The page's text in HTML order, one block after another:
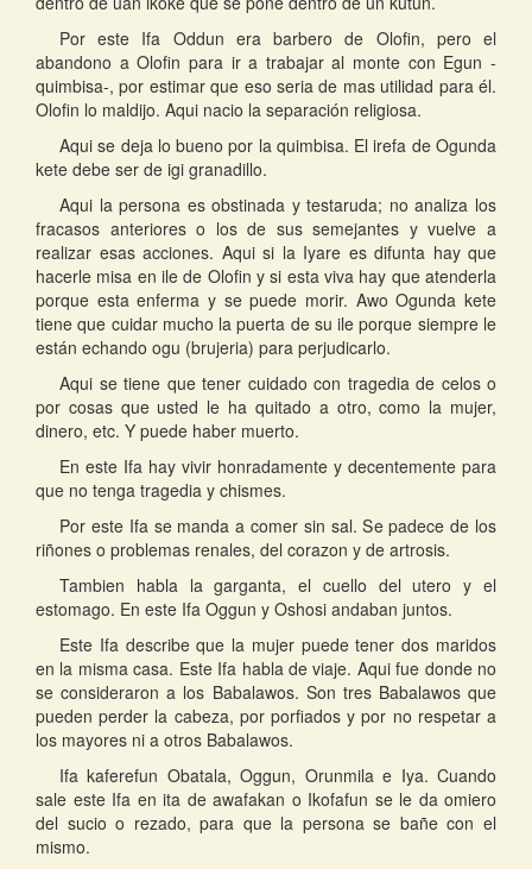
Por este Ifa Oddun era barbero de Olofin, pero el
abandono a Olofin para ir a trabajar al monte con Egun -
quimbisa-, por estimar que eso seria de mas utilidad para él.
Olofin lo maldijo. Aqui nacio la separación religiosa.
Aqui se deja lo bueno por la quimbisa. El irefa de Ogunda
kete debe ser de igi granadillo.
Aqui la persona es obstinada y testaruda; no analiza los
fracasos anteriores o los de sus semejantes y vuelve a
realizar esas acciones. Aqui si la Iyare es difunta hay que
hacerle misa en ile de Olofin y si esta viva hay que atenderla
porque esta enferma y se puede morir. Awo Ogunda kete
tiene que cuidar mucho la puerta de su ile porque siempre le
están echando ogu (brujeria) para perjudicarlo.
Aqui se tiene que tener cuidado con tragedia de celos o
por cosas que usted le ha quitado a otro, como la mujer,
dinero, etc. Y puede haber muerto.
En este Ifa hay vivir honradamente y decentemente para
que no tenga tragedia y chismes.
Por este Ifa se manda a comer sin sal. Se padece de los
riñones o problemas renales, del corazon y de artrosis.
Tambien habla la garganta, el cuello del utero y el
estomago. En este Ifa Oggun y Oshosi andaban juntos.
Este Ifa describe que la mujer puede tener dos maridos
en la misma casa. Este Ifa habla de viaje. Aqui fue donde no
se consideraron a los Babalawos. Son tres Babalawos que
pueden perder la cabeza, por porfiados y por no respetar a
los mayores ni a otros Babalawos.
Ifa kaferefun Obatala, Oggun, Orunmila e Iya. Cuando
sale este Ifa en ita de awafakan o Ikofafun se le da omiero
del sucio o rezado, para que la persona se bañe con el
mismo.